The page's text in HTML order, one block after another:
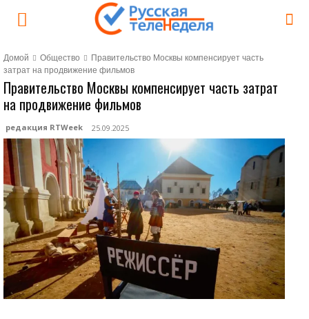
Домой Общество
Правительство Москвы компенсирует часть
затрат на продвижение фильмов
Правительство Москвы компенсирует часть затрат
на продвижение фильмов
редакция RTWeek 25.09.2025